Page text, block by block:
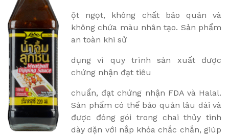
ột ngọt, không chất bảo quản và
không chứa màu nhân tạo. Sản phẩm
an toàn khi sử
dụng vì quy trình sản xuất được
chứng nhận đạt tiêu
chuẩn, đạt chứng nhận FDA và Halal.
Sản phẩm có thể bảo quản lâu dài và
được đóng gói trong chai thủy tinh
dày dặn với nắp khóa chắc chắn, giúp